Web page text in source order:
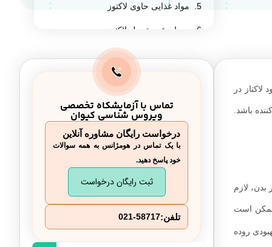
مواد غذایی حاوی لاکتوز
درمان عدم تحمل لاکتوز
در
باشد.
لازم
ممکن است
روده
تماس با آزمایشکاه تخصصی
ویروس شناسی کیوان
درخواست رایگان مشاوره آنلاین
با یک تماس در هومژانس به همه سوالات
خود پاسخ دهید.
ثبت رایگان درخواست
تلفن:021-58717